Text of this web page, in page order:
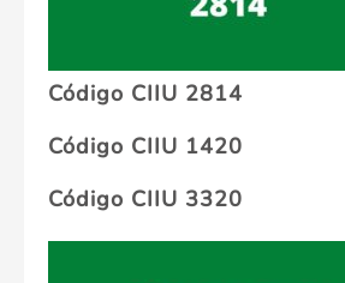
Código CIIU 2814
Código CIIU 1420
Código CIIU 3320